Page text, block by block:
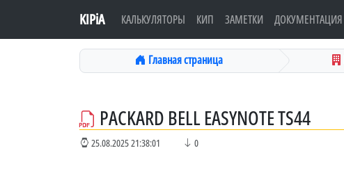
KIPiA КАЛЬКУЛЯТОРЫ КИП ЗАМЕТКИ ДОКУМЕНТАЦИЯ
Главная страница
PACKARD BELL EASYNOTE TS44
25.08.2025 21:38:01 0